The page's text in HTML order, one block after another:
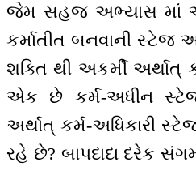
જેમ સહજ અભ્યાસ માં
કર્માતીત બનવાની સ્ટેજ
શક્તિ થી અકર્મી અર્થાત્
એક છે કર્મ-અધીન
અર્થાત્ કર્મ-અધિકારી
રહે છે? બાપદાદા દરેક